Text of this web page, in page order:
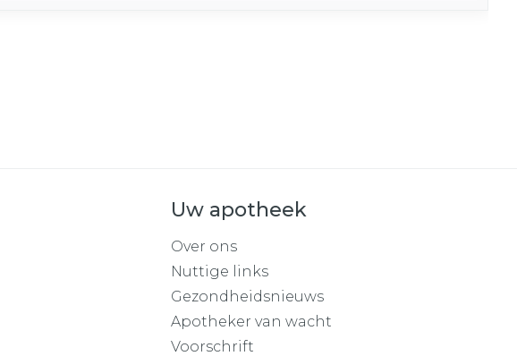
Uw apotheek
Over ons
Nuttige links
Gezondheidsnieuws
Apotheker van wacht
Voorschrift